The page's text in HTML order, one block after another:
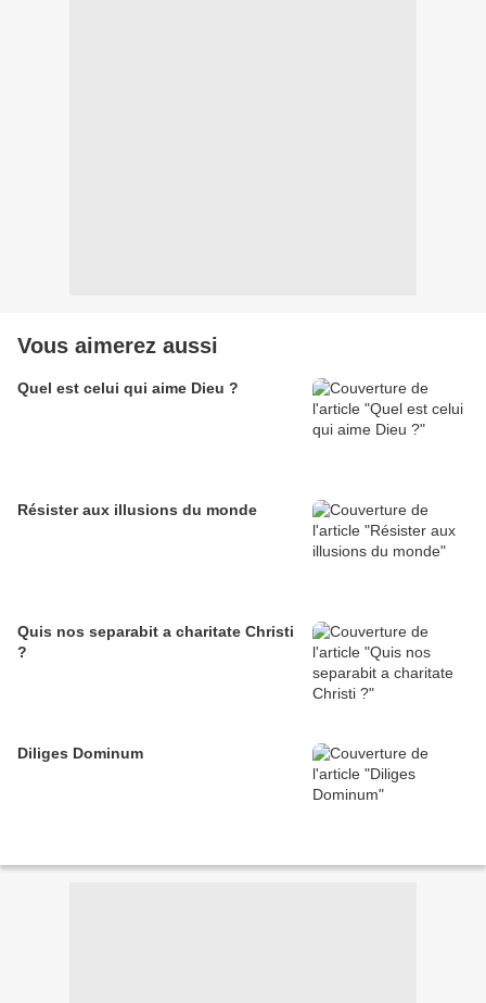
Vous aimerez aussi
Quel est celui qui aime Dieu ?
Résister aux illusions du monde
Quis nos separabit a charitate Christi
?
Diliges Dominum